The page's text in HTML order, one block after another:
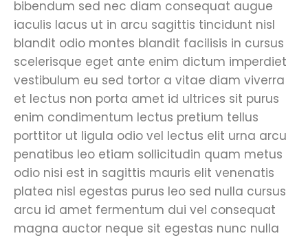
bibendum sed nec diam consequat augue
iaculis lacus ut in arcu sagittis tincidunt nisl
blandit odio montes blandit facilisis in cursus
scelerisque eget ante enim dictum imperdiet
vestibulum eu sed tortor a vitae diam viverra
et lectus non porta amet id ultrices sit purus
enim condimentum lectus pretium tellus
porttitor ut ligula odio vel lectus elit urna arcu
penatibus leo etiam sollicitudin quam metus
odio nisi est in sagittis mauris elit venenatis
platea nisl egestas purus leo sed nulla cursus
arcu id amet fermentum dui vel consequat
magna auctor neque sit egestas nunc nulla